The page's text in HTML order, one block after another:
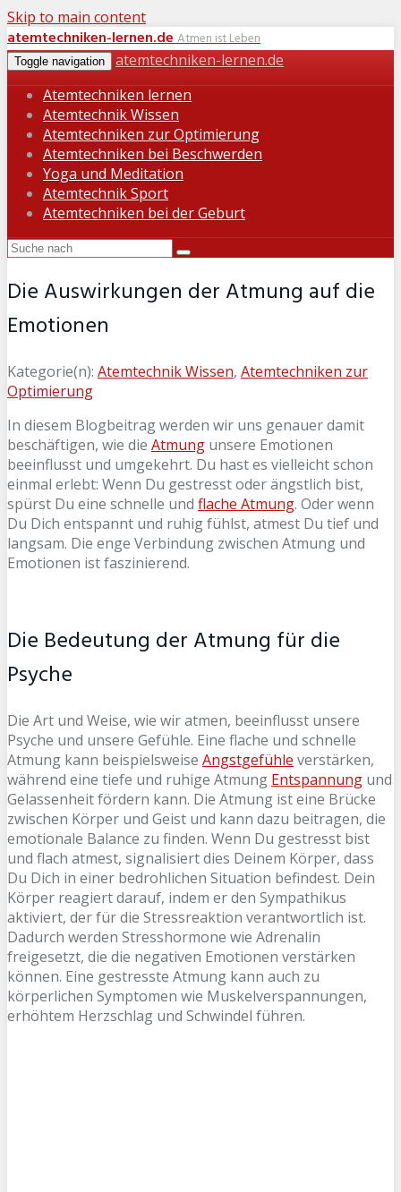
Skip to main content
atemtechniken-lernen.deAtmen ist Leben
Toggle navigation
atemtechniken-lernen.de
Atemtechniken lernen
Atemtechnik Wissen
Atemtechniken zur Optimierung
Atemtechniken bei Beschwerden
Yoga und Meditation
Atemtechnik Sport
Atemtechniken bei der Geburt
Die Auswirkungen der Atmung auf die
Emotionen
Kategorie(n): Atemtechnik Wissen, Atemtechniken zur
Optimierung
In diesem Blogbeitrag werden wir uns genauer damit
beschäftigen, wie die Atmung unsere Emotionen
beeinflusst und umgekehrt. Du hast es vielleicht schon
einmal erlebt: Wenn Du gestresst oder ängstlich bist,
spürst Du eine schnelle und flache Atmung. Oder wenn
Du Dich entspannt und ruhig fühlst, atmest Du tief und
langsam. Die enge Verbindung zwischen Atmung und
Emotionen ist faszinierend.
Die Bedeutung der Atmung für die
Psyche
Die Art und Weise, wie wir atmen, beeinflusst unsere
Psyche und unsere Gefühle. Eine flache und schnelle
Atmung kann beispielsweise Angstgefühle verstärken,
während eine tiefe und ruhige Atmung Entspannung und
Gelassenheit fördern kann. Die Atmung ist eine Brücke
zwischen Körper und Geist und kann dazu beitragen, die
emotionale Balance zu finden. Wenn Du gestresst bist
und flach atmest, signalisiert dies Deinem Körper, dass
Du Dich in einer bedrohlichen Situation befindest. Dein
Körper reagiert darauf, indem er den Sympathikus
aktiviert, der für die Stressreaktion verantwortlich ist.
Dadurch werden Stresshormone wie Adrenalin
freigesetzt, die die negativen Emotionen verstärken
können. Eine gestresste Atmung kann auch zu
körperlichen Symptomen wie Muskelverspannungen,
erhöhtem Herzschlag und Schwindel führen.